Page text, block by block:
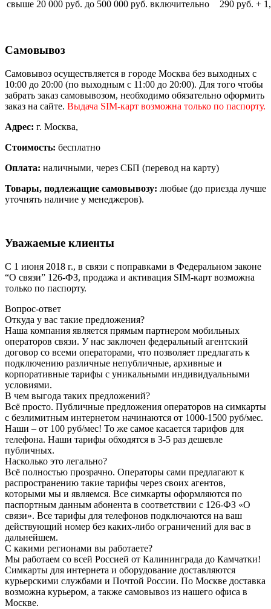
свыше 20 000 руб. до 500 000 руб. включительно 290 руб. +
Самовывоз
Самовывоз осуществляется в городе Москва без выходных с
10:00 до 20:00 (по выходным с 11:00 до 20:00). Для того чтобы
забрать заказ самовывозом, необходимо обязательно оформить
заказ на сайте. Выдача SIM-карт возможна только по паспорту.
Адрес: г. Москва,
Стоимость: бесплатно
Оплата: наличными, через СБП (перевод на карту)
Товары, подлежащие самовывозу: любые (до приезда лучше
уточнять наличие у менеджеров).
Уважаемые клиенты
С 1 июня 2018 г., в связи с поправками в Федеральном законе
“О связи” 126-ФЗ, продажа и активация SIM-карт возможна
только по паспорту.
Вопрос-ответ
Откуда у вас такие предложения?
Наша компания является прямым партнером мобильных
операторов связи. У нас заключен федеральный агентский
договор со всеми операторами, что позволяет предлагать к
подключению различные непубличные, архивные и
корпоративные тарифы с уникальными индивидуальными
условиями.
В чем выгода таких предложений?
Всё просто. Публичные предложения операторов на симкарты
с безлимитным интернетом начинаются от 1000-1500 руб/мес.
Наши – от 100 руб/мес! То же самое касается тарифов для
телефона. Наши тарифы обходятся в 3-5 раз дешевле
публичных.
Насколько это легально?
Всё полностью прозрачно. Операторы сами предлагают к
распространению такие тарифы через своих агентов,
которыми мы и являемся. Все симкарты оформляются по
паспортным данным абонента в соответствии с 126-ФЗ «О
связи». Все тарифы для телефонов подключаются на ваш
действующий номер без каких-либо ограничений для вас в
дальнейшем.
С какими регионами вы работаете?
Мы работаем со всей Россией от Калининграда до Камчатки!
Симкарты для интернета и оборудование доставляются
курьерскими службами и Почтой России. По Москве доставка
возможна курьером, а также самовывоз из нашего офиса в
Москве.